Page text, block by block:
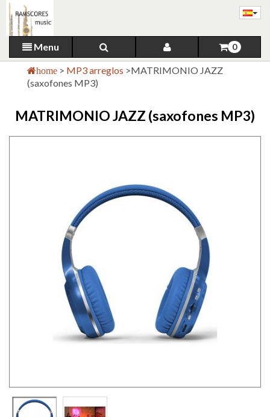
Menu 0
home > MP3 arreglos >MATRIMONIO JAZZ
(saxofones MP3)
MATRIMONIO JAZZ (saxofones MP3)